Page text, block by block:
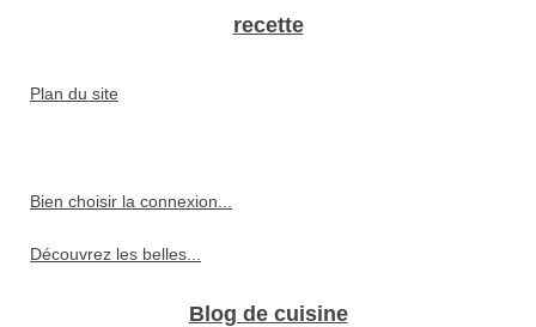
recette
Plan du site
Bien choisir la connexion...
Découvrez les belles...
Blog de cuisine